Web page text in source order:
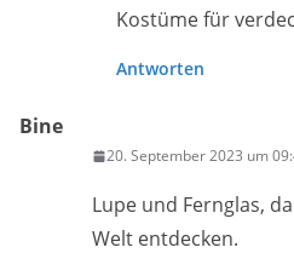
Kostüme für
Antworten
Bine
20. September 2023 um
Lupe und Fernglas,
Welt entdecken.